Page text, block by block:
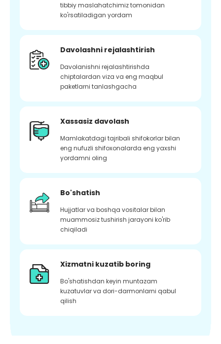
tibbiy maslahatchimiz tomonidan
ko'rsatiladigan yordam
Davolashni rejalashtirish
Davolanishni rejalashtirishda
chiptalardan viza va eng maqbul
paketlarni tanlashgacha
Xassasiz davolash
Mamlakatdagi tajribali shifokorlar bilan
eng nufuzli shifoxonalarda eng yaxshi
yordamni oling
Bo'shatish
Hujjatlar va boshqa vositalar bilan
muammosiz tushirish jarayoni ko'rib
chiqiladi
Xizmatni kuzatib boring
Bo'shatishdan keyin muntazam
kuzatuvlar va dori-darmonlarni qabul
qilish